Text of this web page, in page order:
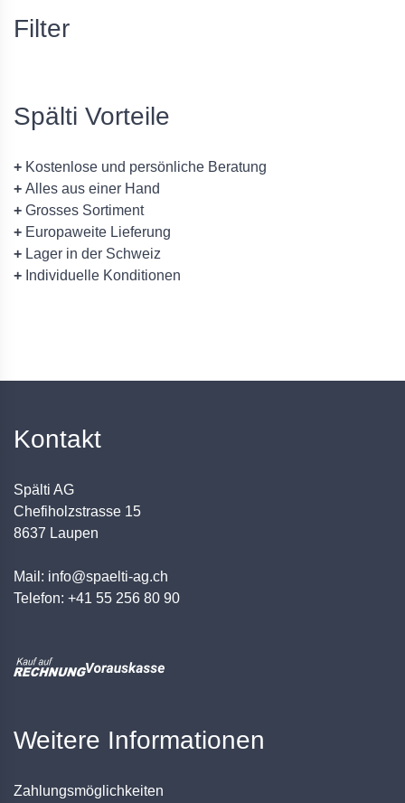
Filter
Spälti Vorteile
+ Kostenlose und persönliche Beratung
+ Alles aus einer Hand
+ Grosses Sortiment
+ Europaweite Lieferung
+ Lager in der Schweiz
+ Individuelle Konditionen
Kontakt
Spälti AG
Chefiholzstrasse 15
8637 Laupen
Mail: info@spaelti-ag.ch
Telefon: +41 55 256 80 90
Weitere Informationen
Zahlungsmöglichkeiten